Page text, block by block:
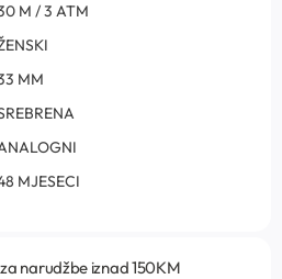
M / 3 ATM
MM
MJESECI
narudžbe iznad 150KM